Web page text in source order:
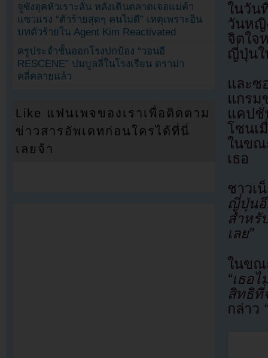
ในวัน
วันหญิ
จิตใจ
ญี่ปุ่นใ
และซ
แกรม
แคปชั่
โซนเ
ในขณ
เธอ
ชาว
ญี่ปุ่นอี
สำหรั
เลย”
ในขณ
“เธอ
สิทธิที่
กล่าว
จูซังอุคหัวเราะลั่น หลังเดินตลาดเจอแม่ค้า
แซวแรง “ตัวร้ายสุดๆ คนไม่ดี” เหตุเพราะอิน
บทตัวร้ายใน Agent Kim Reactivated
ครูประจำชั้นออกโรงปกป้อง “วอนอี
RESCENE” ปมบูลลี่ในโรงเรียน ดราม่า
คลี่คลายแล้ว
Like แฟนเพจของเราเพื่อติดตาม
ข่าวสารอัพเดทก่อนใครได้ที่นี่
เลยจ้า